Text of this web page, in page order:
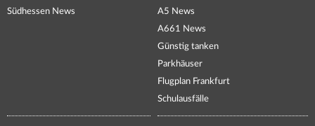
Südhessen News
A5 News
A661 News
Günstig tanken
Parkhäuser
Flugplan Frankfurt
Schulausfälle